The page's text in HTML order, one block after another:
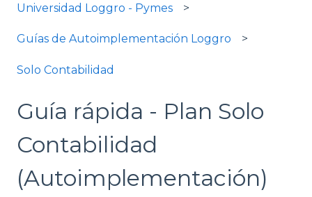
Universidad Loggro - Pymes
Guías de Autoimplementación Loggro
Solo Contabilidad
Guía rápida - Plan Solo
Contabilidad
(Autoimplementación)